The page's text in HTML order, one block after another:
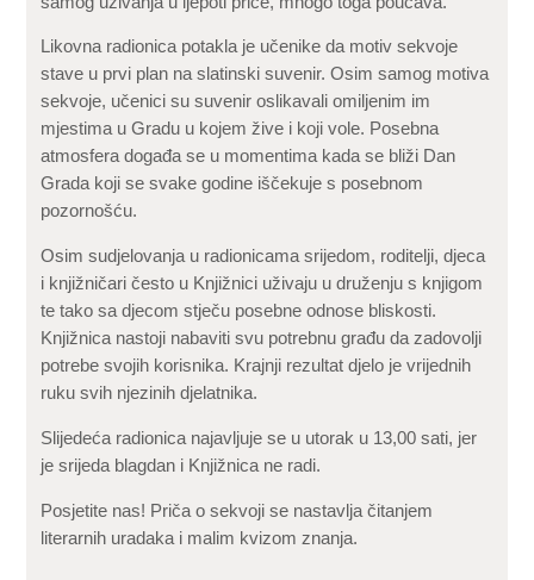
Likovna radionica potakla je učenike da motiv sekvoje
stave u prvi plan na slatinski suvenir. Osim samog motiva
sekvoje, učenici su suvenir oslikavali omiljenim im
mjestima u Gradu u kojem žive i koji vole. Posebna
atmosfera događa se u momentima kada se bliži Dan
Grada koji se svake godine iščekuje s posebnom
pozornošću.
Osim sudjelovanja u radionicama srijedom, roditelji, djeca
i knjižničari često u Knjižnici uživaju u druženju s knjigom
te tako sa djecom stječu posebne odnose bliskosti.
Knjižnica nastoji nabaviti svu potrebnu građu da zadovolji
potrebe svojih korisnika. Krajnji rezultat djelo je vrijednih
ruku svih njezinih djelatnika.
Slijedeća radionica najavljuje se u utorak u 13,00 sati, jer
je srijeda blagdan i Knjižnica ne radi.
Posjetite nas! Priča o sekvoji se nastavlja čitanjem
literarnih uradaka i malim kvizom znanja.